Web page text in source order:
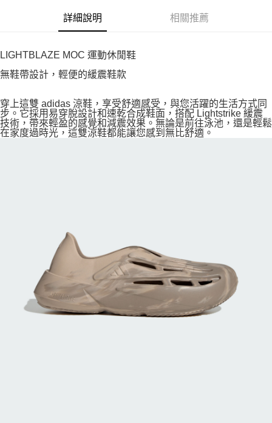
詳細說明 相關推薦
LIGHTBLAZE MOC 運動休閒鞋
無鞋帶設計，輕便的緩震鞋款
穿上這雙 adidas 涼鞋，享受舒適感受，與您活躍的生活方式同
步。它採用易穿脫設計和速乾合成鞋面，搭配 Lightstrike 緩震
技術，帶來輕盈的感覺和減震效果。無論是前往泳池，還是輕鬆
在家度過時光，這雙涼鞋都能讓您感到無比舒適。